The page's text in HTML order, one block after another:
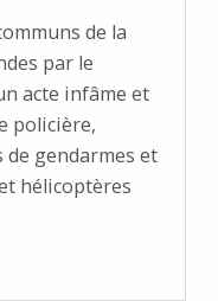
de la
par le
acte infâme et
policière,
gendarmes et
hélicoptères